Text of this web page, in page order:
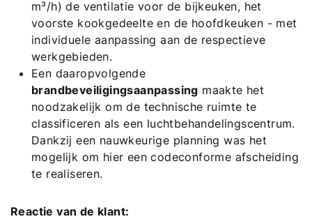
m³/h) de ventilatie voor de bijkeuken, het
voorste kookgedeelte en de hoofdkeuken - met
individuele aanpassing aan de respectieve
werkgebieden.
Een daaropvolgende
brandbeveiligingsaanpassing maakte het
noodzakelijk om de technische ruimte te
classificeren als een luchtbehandelingscentrum.
Dankzij een nauwkeurige planning was het
mogelijk om hier een codeconforme afscheiding
te realiseren.
Reactie van de klant: